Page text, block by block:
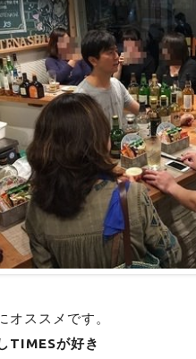
オススメです。
TIMESが好き